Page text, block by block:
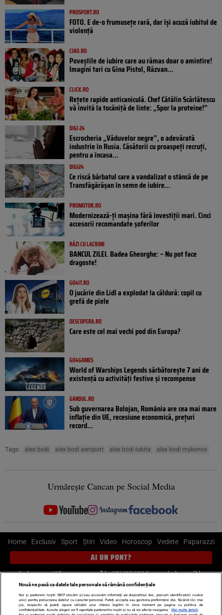
PROSPORT.RO
FOTO. E de-o frumusețe rară, dar își acuză iubitul de
violență
CIAO.RO
Poveştile de iubire care au rămas doar o amintire!
Imagini tari cu Gina Pistol, Răzvan...
CLICK.RO
Rețete rapide anticaniculă. Chef Cătălin Scărlătescu
vă invită la tocăniță de linte: „Spor la proteine!”
DIGI 24
Escrocheria „Văduvelor negre”, o adevărată
industrie în Rusia. Căsătorii cu proaspeți recruți,
pentru a încasa...
DIGI24
Ce riscă bărbatul care a vandalizat o stâncă de pe
Transfăgărășan în semn de iubire...
PROMOTOR.RO
Modernizează-ți mașina fără investiții mari. Cinci
accesorii recomandate șoferilor
RÂZI CU LACRIMI
BANCUL ZILEI. Badea Gheorghe: – Nu pot face
dragoste!
GO4IT.RO
O jucărie din Lidl a explodat la căldură: copil cu
grefă de piele
DESCOPERA.RO
Care este cel mai vechi pod din Europa?
GO4GAMES
World of Warships Legends sărbătorește 7 ani de
existență cu activități festive și recompense
GANDUL.RO
Sub guvernarea Bolojan, România are cea mai mare
inflație din UE, recesiune economică, prețuri
record...
Tags: alex bodi alex bodi aeroport alex bodi iubita alex bodi mykonos
Urmărește Cancan pe Social Media
Home Exclusiv Sport Știri Video Horoscop Vedete Paparazzi
AI UN PONT?
Scrie-ne pe Whatsapp, sună la 0741226226 sau trimite mail la
pont@cancan.ro
Știri interne Știri externe Politică
Nouă ne pasă ca datele tale personale să rămână confidențiale
Noi și partenerii noștri 1017stocăm și/sau accesăm informații pe dispozitivul dvs., precum identificatorii cookie
unici pentru prelucrarea datelor cu caracter personal. Puteți accepta sau gestiona preferințele dvs. făcând clic mai
jos, respectiv vă puteți opune utilizării unui interes legitim în orice moment pe pagina cu politica de
confidențialitate. Aceste alegeri vor fi raportate partenerilor noștri și nu vă vor afecta navigarea.
Mai multe detalii